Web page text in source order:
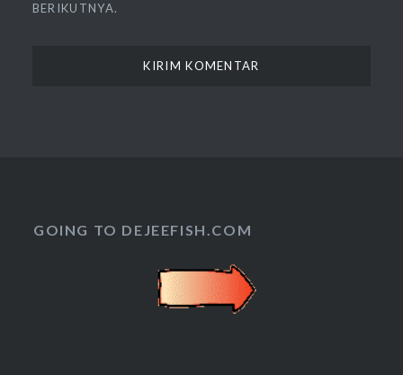
BERIKUTNYA.
GOING TO DEJEEFISH.COM